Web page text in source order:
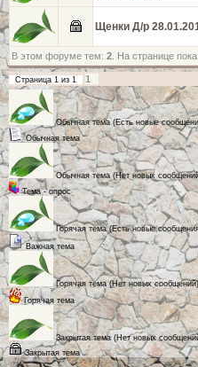
Щенки Д/р
В этом форуме тем: 2 . На странице
Страница 1 из 1 1
Обычная тема (Есть новые
Обычная тема
Обычная тема (Нет новых
Тема - опрос
Горячая тема (Есть новые
Важная тема
Горячая тема (Нет новых сообщений)
Горячая тема
Закрытая тема (Нет новых
Закрытая тема